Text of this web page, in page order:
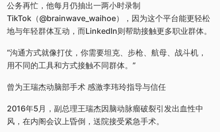
公务再忙，他每月仍抽出一两小时录制
TikTok（@brainwave_waihoe），因为这个平台能更轻松
地与年轻群体互动，而LinkedIn则帮助接触更多职业群体。
“沟通方式就像打仗，你需要坦克、步枪、航母、战斗机，
用不同的工具和方式接触不同群体。”
曾为王瑞杰动脑部手术 感激李玮玲指导与信任
2016年5月，副总理王瑞杰因脑动脉瘤破裂引发出血性中
风，在内阁会议上昏倒，送院接受紧急手术。